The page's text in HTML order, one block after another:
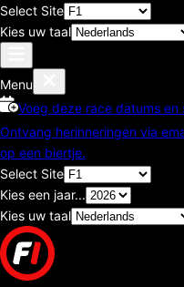
Select Site
Kies uw taal
Menu
Voeg deze race datums
Ontvang herinneringen via
op een biertje.
Select Site
Kies een jaar...
Kies uw taal